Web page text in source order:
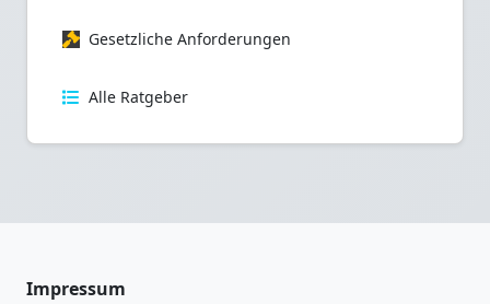
Gesetzliche Anforderungen
Alle Ratgeber
Impressum